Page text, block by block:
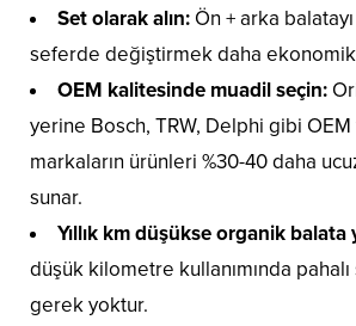
Set olarak alın: Ön + arka
seferde değiştirmek daha
OEM kalitesinde muadil seçin:
yerine Bosch, TRW, Delphi gibi
markaların ürünleri %30-40 daha
sunar.
Yıllık km düşükse organik
düşük kilometre kullanımında
gerek yoktur.